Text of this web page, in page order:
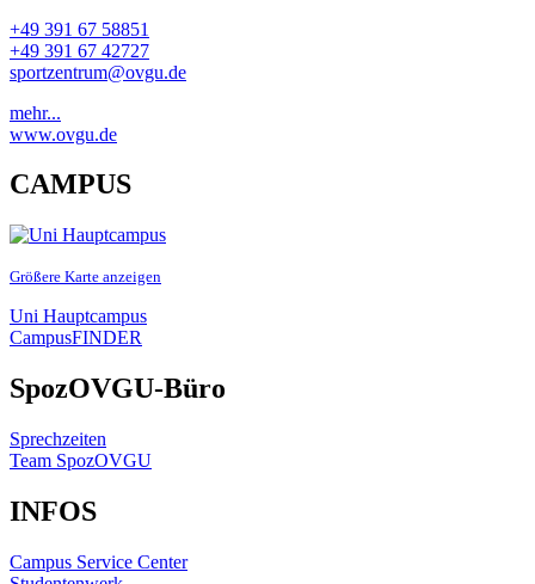
+49 391 67 58851
+49 391 67 42727
sportzentrum@ovgu.de
mehr...
www.ovgu.de
CAMPUS
Größere Karte anzeigen
Uni Hauptcampus
CampusFINDER
SpozOVGU-Büro
Sprechzeiten
Team SpozOVGU
INFOS
Campus Service Center